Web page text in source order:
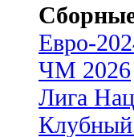
Евро-
ЧМ 2026
Лига